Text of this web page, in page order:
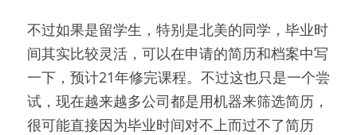
不过如果是留学生，特别是北美的同学，毕业时
间其实比较灵活，可以在申请的简历和档案中写
一下，预计21年修完课程。不过这也只是一个尝
试，现在越来越多公司都是用机器来筛选简历，
很可能直接因为毕业时间对不上而过不了简历